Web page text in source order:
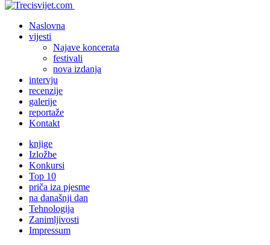
Naslovna
vijesti
Najave koncerata
festivali
nova izdanja
intervju
recenzije
galerije
reportaže
Kontakt
knjige
Izložbe
Konkursi
Top 10
priča iza pjesme
na današnji dan
Tehnologija
Zanimljivosti
Impressum